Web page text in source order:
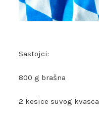
Sastojci:
800 g brašna
2 kesice suvog kvasca